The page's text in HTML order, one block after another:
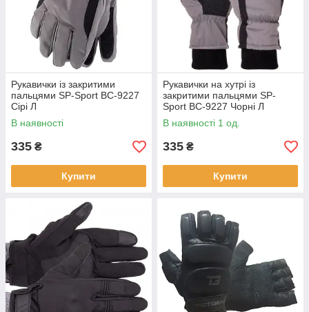
Рукавички із закритими
пальцями SP-Sport BC-9227
Сірі Л
В наявності
335 ₴
Купити
Рукавички на хутрі із
закритими пальцями SP-
Sport BC-9227 Чорні Л
В наявності 1 од.
335 ₴
Купити